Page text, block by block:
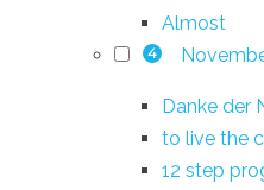
Almost
4
Danke der
to live the
12 step